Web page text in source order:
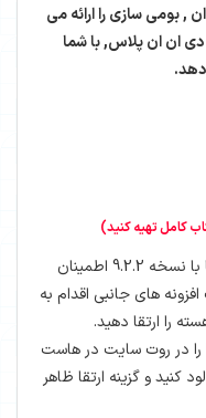
بومی سازی را ارائه می
دی ان ان پلاس, با شما
کامل تهیه کنید)
قبل از ارتقا باید سازگاری ماژول ها با نسخه 9.2.2 اطمینان
های جانبی اقدام به
را ارتقا دهید.
را در روت سایت در هاست
و گزینه ارتقا ظاهر